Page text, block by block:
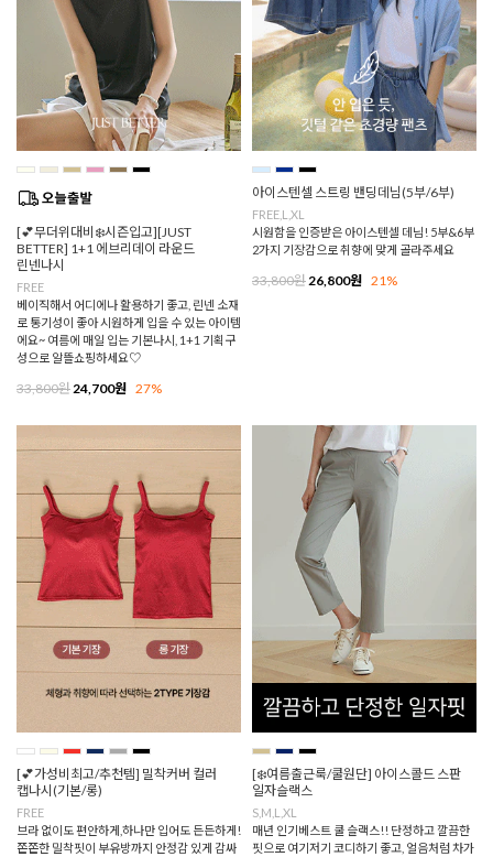
[💕무더위대비❄️시즌입고][JUST
BETTER] 1+1 에브리데이 라운드
린넨나시
FREE
베이직해서 어디에나 활용하기 좋고, 린넨 소재
로 통기성이 좋아 시원하게 입을 수 있는 아이템
에요~ 여름에 매일 입는 기본나시, 1+1 기획구
성으로 알뜰쇼핑하세요♡
33,800원 24,700원 27%
아이스텐셀 스트링 밴딩데님(5부/6부)
FREE,L,XL
시원함을 인증받은 아이스텐셀 데님! 5부&6부
2가지 기장감으로 취향에 맞게 골라주세요
33,800원 26,800원 21%
[💕가성비최고/추천템] 밀착커버 컬러
캡나시(기본/롱)
FREE
브라 없이도 편안하게,하나만 입어도 든든하게!
쫀쫀한 밀착핏이 부유방까지 안정감 있게 감싸
[❄️여름출근룩/쿨원단] 아이스콜드 스판
일자슬랙스
S,M,L,XL
매년 인기베스트 쿨 슬랙스!! 단정하고 깔끔한
핏으로 여기저기 코디하기 좋고, 얼음처럼 차가